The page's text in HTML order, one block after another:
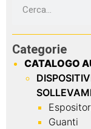
Categorie
CATALOGO
Guanti